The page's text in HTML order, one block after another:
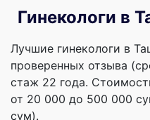
Гинекологи в
Лучшие гинекологи в
проверенных отзыва
стаж 22 года.
от 20 000 до 500 000
сум).